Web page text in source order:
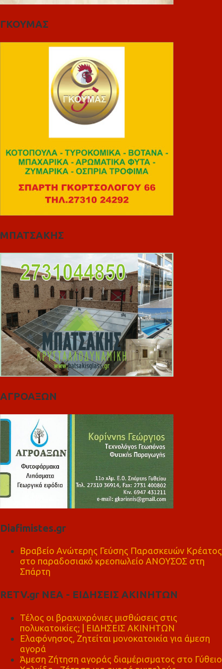
ΓΚΟΥΜΑΣ
ΜΠΑΤΣΑΚΗΣ
ΑΓΡΟΑΞΩΝ
Diafimistes.gr
Βραβείο Ανώτερης Γεύσης Παρασκευών Κρέατος
στο παραδοσιακό κρεοπωλείο ΑΝΟΥΣΟΣ στη
Σπάρτη
RETV.gr ΝΕΑ - ΕΙΔΗΣΕΙΣ ΑΚΙΝΗΤΩΝ
Τέλος οι βραχυχρόνιες μισθώσεις στις
πολυκατοικίες; | ΕΙΔΗΣΕΙΣ ΑΚΙΝΗΤΩΝ
Ελαφόνησος, Ζητείται μονοκατοικία για άμεση
αγορά
Άμεση Ζήτηση αγοράς διαμέρισματος στο Γύθειο